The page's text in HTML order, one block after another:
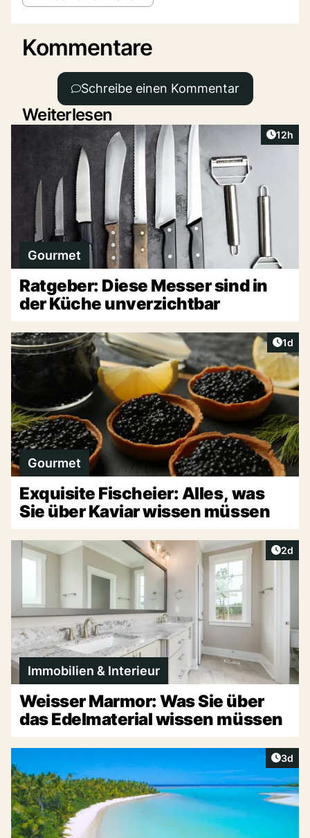
Kommentare
Schreibe einen Kommentar
Weiterlesen
Artikel
12h
Gourmet
Ratgeber: Diese Messer sind in
der Küche unverzichtbar
1d
Gourmet
Exquisite Fischeier: Alles, was
Sie über Kaviar wissen müssen
2d
Immobilien & Interieur
Weisser Marmor: Was Sie über
das Edelmaterial wissen müssen
3d